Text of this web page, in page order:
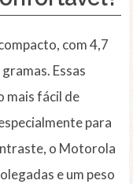
com 4,7
Essas
mais fácil de
para
o Motorola
e um peso